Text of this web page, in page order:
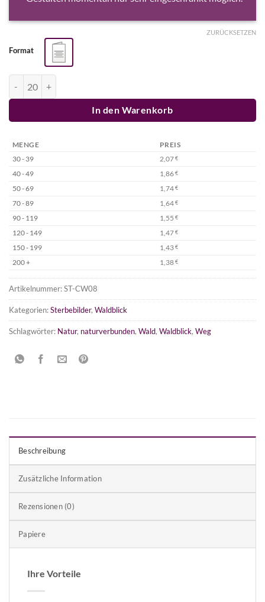
Format
ZURÜCKSETZEN
Sterbebild Waldblick Menge
In den Warenkorb
MENGE
PREIS
30 - 39
2,07€
40 - 49 1,86€
50 - 69 1,74€
70 - 89 1,64€
90 - 119 1,55 €
120 - 149 1,47€
150 - 199 1,43€
200 + 1,38€
Artikelnummer:ST-CW08
Kategorien:Sterbebilder, Waldblick
Schlagwörter: Natur, naturverbunden, Wald, Waldblick, Weg
Beschreibung
Zusätzliche Information
Rezensionen (0)
Papiere
Ihre Vorteile